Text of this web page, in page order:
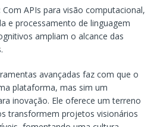
Com APIs para visão computacional,
e processamento de linguagem
ampliam o alcance das
avançadas faz com que o
plataforma, mas sim um
inovação. Ele oferece um terreno
transformem projetos visionários